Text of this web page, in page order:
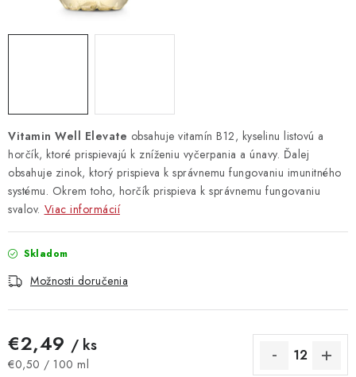
Vitamin Well Elevate obsahuje vitamín B12, kyselinu listovú a
horčík, ktoré prispievajú k zníženiu vyčerpania a únavy. Ďalej
obsahuje zinok, ktorý prispieva k správnemu fungovaniu imunitného
systému. Okrem toho, horčík prispieva k správnemu fungovaniu
svalov. Viac informácií
Skladom
Možnosti doručenia
€2,49 / ks
Jednotková cena:
€0,50 / 100 ml